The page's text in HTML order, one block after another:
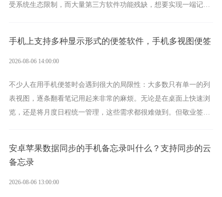
受系统生态限制，而大量第三方软件功能残缺，想要实现一端记
手机上支持多种显示形式的便签软件，手机多视图便签
2026-08-06 14:00:00
不少人在用手机便签时会遇到很大的局限性：大多数只有单一的列
表视图，逐条翻看笔记用起来非常的麻烦。无论是在桌面上快速浏
览，还是将月度日程统一管理，这些需求都很难做到。但敬业签作
安卓苹果数据同步的手机备忘录叫什么？支持同步的云
备忘录
2026-08-06 13:00:00